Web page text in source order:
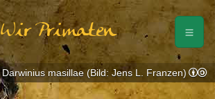
Wir Primaten
Darwinius masillae (Bild: Jens L. Franzen)